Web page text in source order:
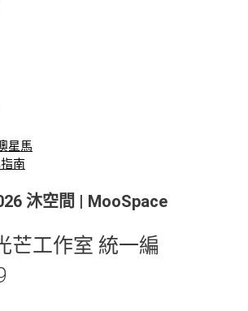
星馬
南
沐空間 | MooSpace
芒工作室 統一編